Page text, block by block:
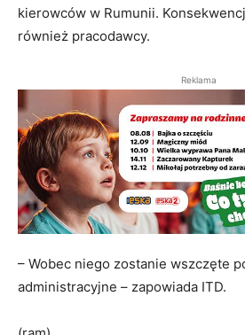
kierowców w Rumunii.
również pracodawcy.
Reklama
– Wobec niego zostanie wszczęte
administracyjne – zapowiada ITD.